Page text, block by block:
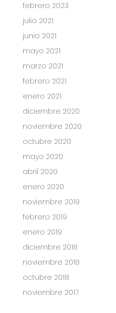
febrero 2023
julio 2021
junio 2021
mayo 2021
marzo 2021
febrero 2021
enero 2021
diciembre 2020
noviembre 2020
octubre 2020
mayo 2020
abril 2020
enero 2020
noviembre 2019
febrero 2019
enero 2019
diciembre 2018
noviembre 2018
octubre 2018
noviembre 2017